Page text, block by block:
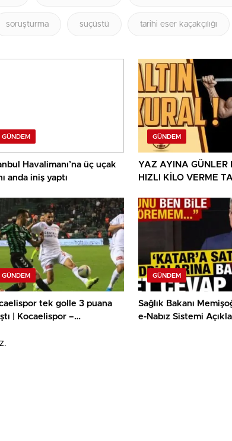
soruşturma suçüstü tarihi eser kaçakçılığı
GÜNDEM
Havalimanı’na üç uçak
anda iniş yaptı
GÜNDEM
YAZ AYINA GÜNLER
HIZLI KİLO VERME
GÜNDEM
tek golle 3 puana
| Kocaelispor –
GÜNDEM
Sağlık Bakanı
e-Nabız Sistemi